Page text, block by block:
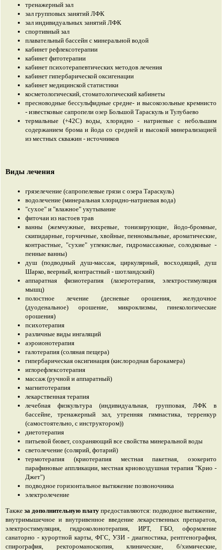
тренажерный зал
зал групповых занятий ЛФК
зал индивидуальных занятий ЛФК
спортивный зал
плавательный бассейн с минеральной водой
кабинет рефлексотерапии
кабинет фитотерапии
кабинет психотерапевтических методов лечения
кабинет гипербарической оксигенации
кабинет медицинской статистики
косметологический, стоматологический кабинеты
пресноводные бессульфидные средне- и высокозольные кремнисто
- известковые сапропели озер Большой Тараскуль и Тулубаево
термальные (+42С) воды, хлоридно - натриевые с небольшим
содержанием брома и йода со средней и высокой минерализацией
из местных скважин - источников
Виды лечения
грязелечение (сапропелевые грязи с озера Тараскуль)
водолечение (минеральная хлоридно-натриевая вода)
"сухое" и "влажное" укутывание
фиточаи из настоев трав
ванны (жемчужные, вихревые, тонизирующие, йодо-бромные,
скипидарные, горчичные, хвойные, пенномыльные, ароматические,
контрастные, "сухие" углекислые, гидромассажные, солодковые -
пенные ванны)
душ (подводный душ-массаж, циркулярный, восходящий, душ
Шарко, веерный, контрастный - шотландский)
аппаратная физиотерапия (лазеротерапия, электростимуляция
мышц)
полостное лечение (десневые орошения, желудочное
(дуоденальное) орошение, микроклизмы, гинекологические
орошения)
психотерапия
различные виды ингаляций
аэроионотерапия
галотерапия (соляная пещера)
гипербарическая оксигинация (кислородная барокамера)
иглорефлексотерапия
массаж (ручной и аппаратный)
магнитотерапия
лекарственная терапия
лечебная физкультура (индивидуальная, групповая, ЛФК в
бассейне, тренажерный зал, утренняя гимнастика, терренкур
(самостоятельно, с инструктором))
диетотерапия
питьевой бювет, сохраняющий все свойства минеральной воды
светолечение (солярий, фотарий)
термотерапия (криотерапия местная пакетная, озокерито
парафиновые аппликации, местная криовоздушная терапия "Крио -
Джет")
подводное горизонтальное вытяжение позвоночника
электролечение
Также за дополнительную плату предоставляются: подводное вытяжение,
внутримышечное и внутривенное введение лекарственных препаратов,
электростимуляция, гидроколонотерапия, ИРТ, ГБО, оформление
санаторно - курортной карты, ФГС, УЗИ - диагностика, рентгенография,
спирография, ректороманоскопия, клинические, б/химические,